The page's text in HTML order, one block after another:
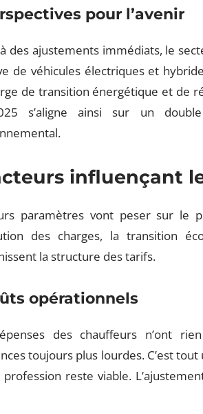
pour l’avenir
des ajustements immédiats, le
de véhicules électriques et
de transition énergétique et de
s’aligne ainsi sur un
influençant
paramètres vont peser sur le
des charges, la transition
la structure des tarifs.
opérationnels
des chauffeurs n’ont
toujours plus lourdes. C’est
profession reste viable.